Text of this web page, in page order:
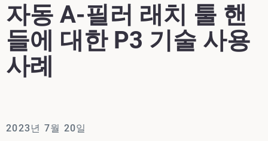
자동 A-필러 래치 툴 핸
들에 대한 P3 기술 사용
사례
2023년 7월 20일